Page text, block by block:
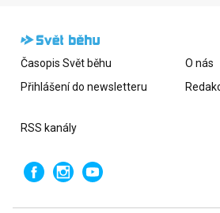
Časopis Svět běhu
Přihlášení do newsletteru
O nás
RSS kanály